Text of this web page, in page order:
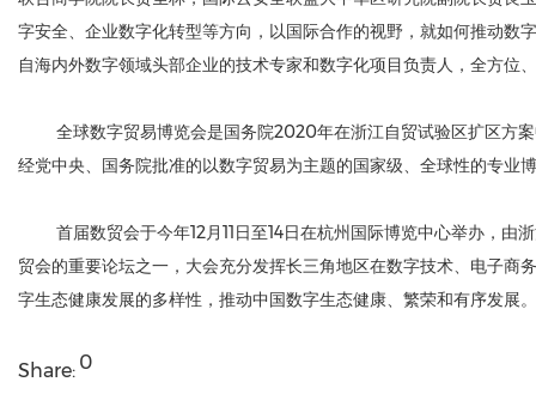
字安全、企业数字化转型等方向，以国际合作的视野，就如何推动数
自海内外数字领域头部企业的技术专家和数字化项目负责人，全方
全球数字贸易博览会是国务院2020年在浙江自贸试验区扩区方
经党中央、国务院批准的以数字贸易为主题的国家级、全球性的专业
首届数贸会于今年12月11日至14日在杭州国际博览中心举办，
贸会的重要论坛之一，大会充分发挥长三角地区在数字技术、电子
字生态健康发展的多样性，推动中国数字生态健康、繁荣和有序发展。
Share: 0